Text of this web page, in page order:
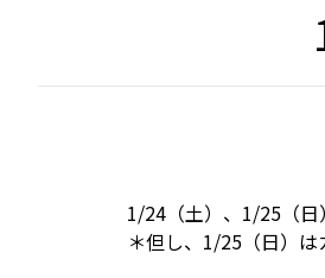
1/24（土）、1/25（日
＊但し、1/25（日）は